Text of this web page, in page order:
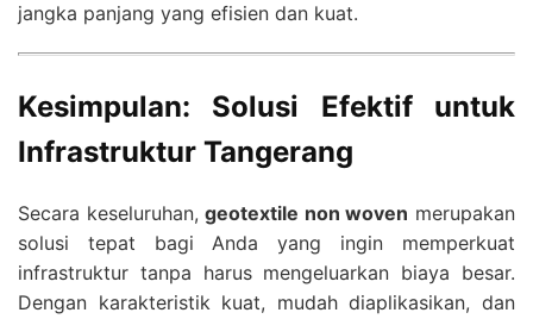
jangka panjang yang efisien dan kuat.
Kesimpulan: Solusi Efektif untuk
Infrastruktur Tangerang
Secara keseluruhan,geotextile non woven merupakan
solusi tepat bagi Anda yang ingin memperkuat
infrastruktur tanpa harus mengeluarkan biaya besar.
Dengan karakteristik kuat, mudah diaplikasikan, dan